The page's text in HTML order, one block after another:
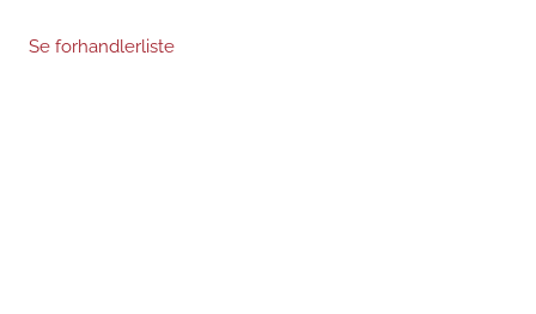
Se forhandlerliste